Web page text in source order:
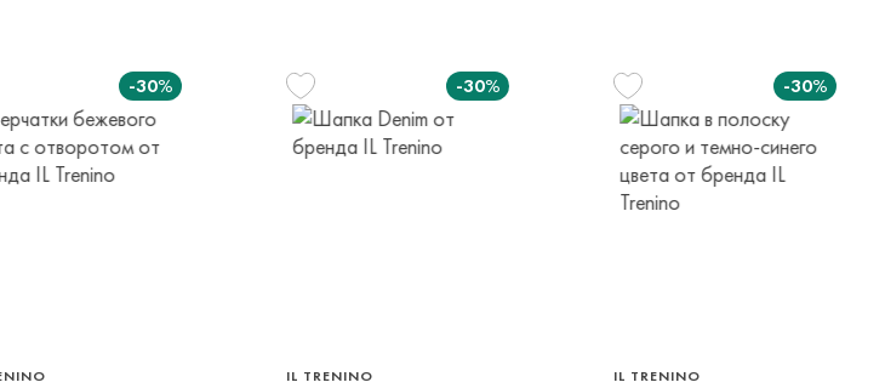
или в пункт самовывоза транспортной компании. Доставка осуществляется в
срок и по тарифам транспортной компании.
Оплата осуществляется онлайн банковскими картами Visa, Mastercard, МИР,
-30% -30%
IL TRENINO
-30%
IL TRENINO